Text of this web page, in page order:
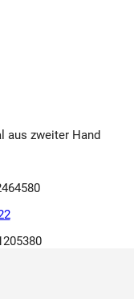
aus zweiter Hand